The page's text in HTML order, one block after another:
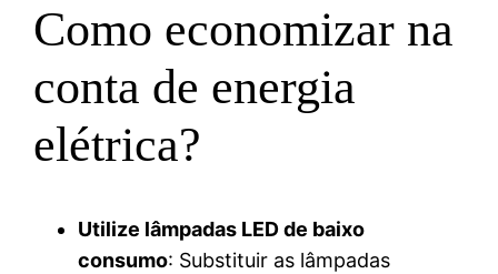
Como economizar na
conta de energia
elétrica?
Utilize lâmpadas LED de baixo
consumo: Substituir as lâmpadas